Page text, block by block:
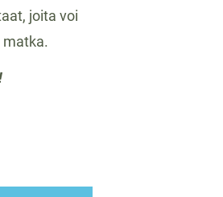
joita voi
matka.